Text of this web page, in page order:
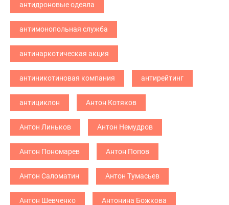
антидроновые одеяла
антимонопольная служба
антинаркотическая акция
антиникотиновая компания антирейтинг
антициклон Антон Котяков
Антон Линьков Антон Немудров
Антон Пономарев Антон Попов
Антон Саломатин Антон Тумасьев
Антон Шевченко Антонина Божкова